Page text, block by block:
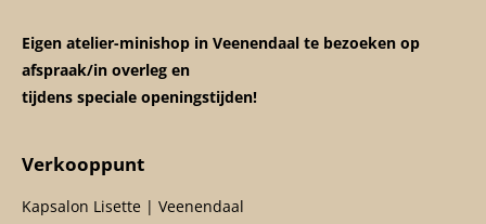
Eigen atelier-minishop in Veenendaal te bezoeken op
afspraak/in overleg en
tijdens speciale openingstijden!
Verkooppunt
Kapsalon Lisette | Veenendaal